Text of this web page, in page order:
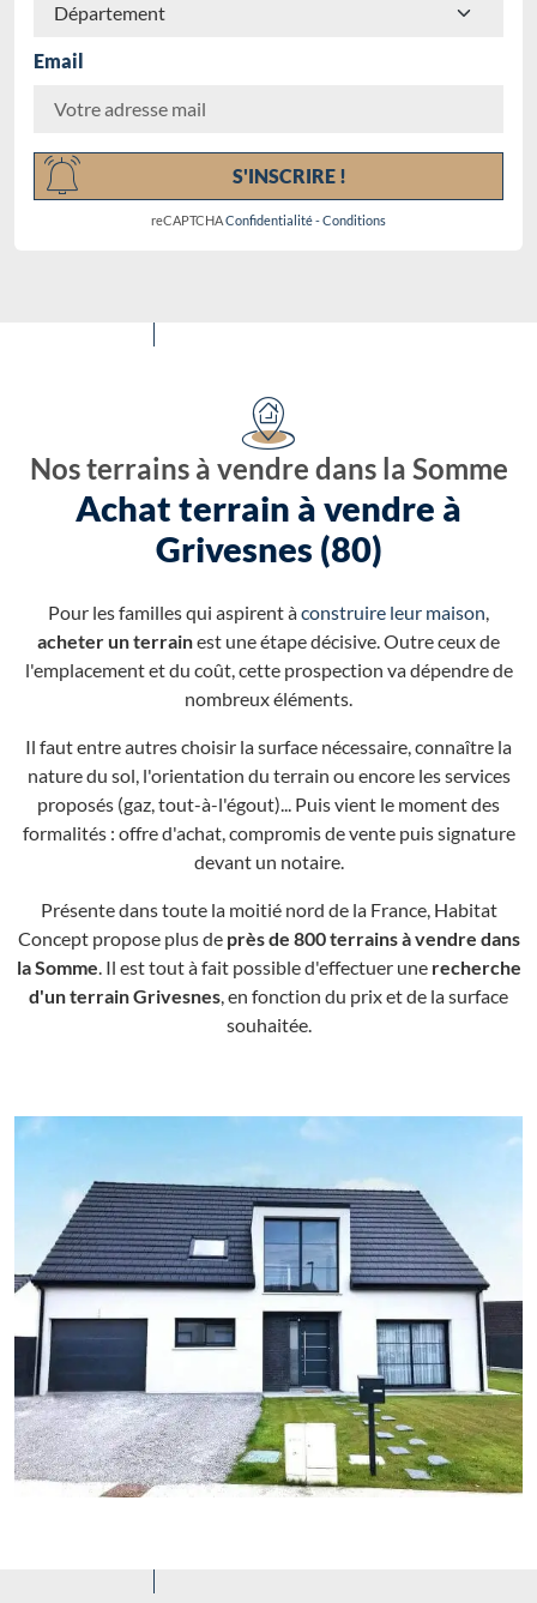
Email
S'INSCRIRE !
reCAPTCHAConfidentialité-Conditions
Nos terrains à vendre dans la Somme
Achat terrain à vendre à
Grivesnes (80)
Pour les familles qui aspirent àconstruire leur maison,
acheter un terrainest une étape décisive. Outre ceux de
l'emplacement et du coût, cette prospection va dépendre de
nombreux éléments.
Il faut entre autres choisir la surface nécessaire, connaître la
nature du sol, l'orientation du terrain ou encore les services
proposés (gaz, tout-à-l'égout)... Puis vient le moment des
formalités : offre d'achat, compromis de vente puis signature
devant un notaire.
Présente dans toute la moitié nord de la France, Habitat
Concept propose plus de près de 800 terrains à vendre dans
la Somme. Il est tout à fait possible d'effectuer une recherche
d'un terrain Grivesnes, en fonction du prix et de la surface
souhaitée.